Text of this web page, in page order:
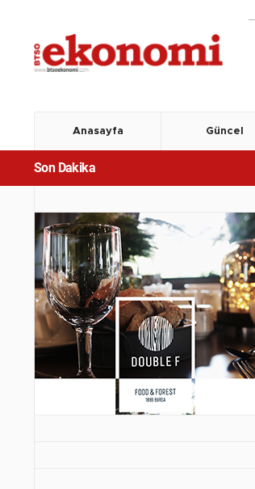
Anasayfa Güncel
Son Dakika